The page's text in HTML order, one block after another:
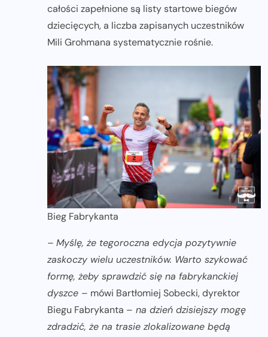
całości zapełnione są listy startowe biegów
dziecięcych, a liczba zapisanych uczestników
Mili Grohmana systematycznie rośnie.
Bieg Fabrykanta
– Myślę, że tegoroczna edycja pozytywnie
zaskoczy wielu uczestników. Warto szykować
formę, żeby sprawdzić się na fabrykanckiej
dyszce – mówi Bartłomiej Sobecki, dyrektor
Biegu Fabrykanta – na dzień dzisiejszy mogę
zdradzić, że na trasie zlokalizowane będą